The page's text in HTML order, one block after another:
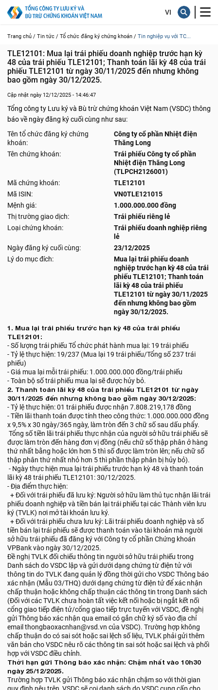
Trang chủ / Tin tức / Tổ chức đăng ký chứng khoán / Tin nghiệp vụ với TC...
TLE12101: Mua lại trái phiếu doanh nghiệp trước hạn kỳ
48 của trái phiếu TLE12101; Thanh toán lãi kỳ 48 của trái
phiếu TLE12101 từ ngày 30/11/2025 đến nhưng không
bao gồm ngày 30/12/2025.
Cập nhật ngày 12/12/2025 - 14:46:47
Tổng công ty Lưu ký và Bù trừ chứng khoán Việt Nam (VSDC) thông
báo về ngày đăng ký cuối cùng như sau:
Tên tổ chức đăng ký chứng
khoán:
Công ty cổ phần Nhiệt điện
Thăng Long
Tên chứng khoán:
Trái phiếu Công ty cổ phần
Nhiệt điện Thăng Long
(TLPCH2126001)
Mã chứng khoán:
TLE12101
Mã ISIN:
VN0TLE121015
Mệnh giá:
1.000.000.000 đồng
Thị trường giao dịch:
Trái phiếu riêng lẻ
Loại chứng khoán:
Trái phiếu doanh nghiệp riêng
lẻ
Ngày đăng ký cuối cùng:
23/12/2025
Lý do mục đích:
Mua lại trái phiếu doanh
nghiệp trước hạn kỳ 48 của trái
phiếu TLE12101; Thanh toán
lãi kỳ 48 của trái phiếu
TLE12101 từ ngày 30/11/2025
đến nhưng không bao gồm
ngày 30/12/2025.
1. Mua lại trái phiếu trước hạn kỳ 48 của trái phiếu
TLE12101:
- Số lượng trái phiếu Tổ chức phát hành mua lại: 19 trái phiếu
- Tỷ lệ thực hiện: 19/237 (Mua lại 19 trái phiếu/Tổng số 237 trái
phiếu)
- Giá mua lại mỗi trái phiếu: 1.000.000.000 đồng/trái phiếu
- Toàn bộ số trái phiếu mua lại sẽ được hủy bỏ.
2. Thanh toán lãi kỳ 48 của trái phiếu TLE12101 từ ngày
30/11/2025 đến nhưng không bao gồm ngày 30/12/2025:
- Tỷ lệ thực hiện: 01 trái phiếu được nhận 7.808.219,178 đồng
- Tiền lãi thanh toán được tính theo công thức: 1.000.000.000 đồng
x 9,5% x 30 ngày/365 ngày, làm tròn đến 3 chữ số sau dấu phẩy.
Tổng số tiền lãi trái phiếu thực nhận của người sở hữu trái phiếu sẽ
được làm tròn đến hàng đơn vị đồng (nếu chữ số thập phân ở hàng
thứ nhất bằng hoặc lớn hơn 5 thì số được làm tròn lên; nếu chữ số
thập phân thứ nhất nhỏ hơn 5 thì phần thập phân bị hủy bỏ).
- Ngày thực hiện mua lại trái phiếu trước hạn kỳ 48 và thanh toán
lãi kỳ 48 trái phiếu TLE12101: 30/12/2025.
- Địa điểm thực hiện:
+ Đối với trái phiếu đã lưu ký: Người sở hữu làm thủ tục nhận lãi trái
phiếu doanh nghiệp và tiền bán lại trái phiếu tại các Thành viên lưu
ký (TVLK) nơi mở tài khoản lưu ký.
+ Đối với trái phiếu chưa lưu ký: Lãi trái phiếu doanh nghiệp và số
tiền bán lại trái phiếu sẽ được thanh toán vào tài khoản mà người
sở hữu trái phiếu đã đăng ký với Công ty cổ phần Chứng khoán
VPBank vào ngày 30/12/2025.
Đề nghị TVLK đối chiếu thông tin người sở hữu trái phiếu trong
Danh sách do VSDC lập và gửi dưới dạng chứng từ điện tử với
thông tin do TVLK đang quản lý đồng thời gửi cho VSDC Thông báo
xác nhận (Mẫu 03/THQ) dưới dạng chứng từ điện tử để xác nhận
chấp thuận hoặc không chấp thuận các thông tin trong Danh sách
(Đối với các TVLK chưa hoàn tất việc kết nối hoặc bị ngắt kết nối
cổng giao tiếp điện tử/cổng giao tiếp trực tuyến với VSDC, đề nghị
gửi Thông báo xác nhận qua email có gắn chữ ký số vào địa chỉ
email thongbaoxacnhan@vsd.vn của VSDC). Trường hợp không
chấp thuận do có sai sót hoặc sai lệch số liệu, TVLK phải gửi thêm
văn bản cho VSDC nêu rõ các thông tin sai sót hoặc sai lệch và phối
hợp với VSDC điều chỉnh.
Thời hạn gửi Thông báo xác nhận: Chậm nhất vào 10h30
ngày 25/12/2025.
Trường hợp TVLK gửi Thông báo xác nhận chậm so với thời gian